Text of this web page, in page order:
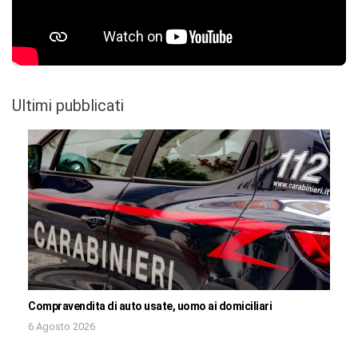
Ultimi pubblicati
Compravendita di auto usate, uomo ai domiciliari
6 Agosto 2026